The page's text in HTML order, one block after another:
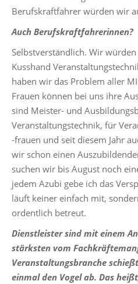
Berufskraftfahrer würden wir
Auch Berufskraftfahrerinnen?
Selbstverständlich. Wir
Kusshand
haben wir das Problem aller
Frauen können bei uns ihre
sind Meister- und
Veranstaltungstechnik, für
-frauen und seit diesem Jahr
wir schon einen
suchen wir bis August noch
jedem Azubi gebe ich das
läuft keiner einfach mit,
ordentlich betreut.
Dienstleister sind mit einem
stärksten vom
Veranstaltungsbranche
einmal den Vogel ab. Das